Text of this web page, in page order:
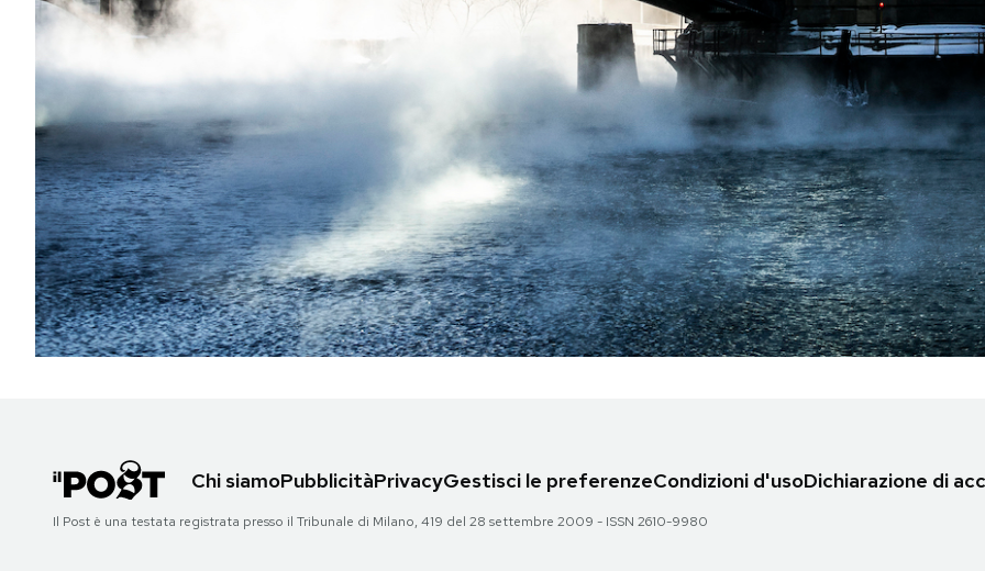
Sport
PODCAST
NEWSLETTER
I MIEI PREFERITI
SHOP
AREA PERSONALE
Area Personale
Chi siamoPubblicitàPrivacyGestisci le preferenzeCondizioni d'usoDichiarazione di
Il Post è una testata registrata presso il Tribunale di Milano, 419 del 28 settembre 2009 - ISSN 2610-9980